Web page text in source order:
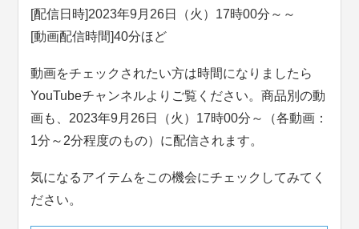
[配信日時]2023年9月26日（火）17時00分～～
[動画配信時間]40分ほど
動画をチェックされたい方は時間になりましたら
YouTubeチャンネルよりご覧ください。商品別の動
画も、2023年9月26日（火）17時00分～（各動画：
1分～2分程度のもの）に配信されます。
気になるアイテムをこの機会にチェックしてみてく
ださい。